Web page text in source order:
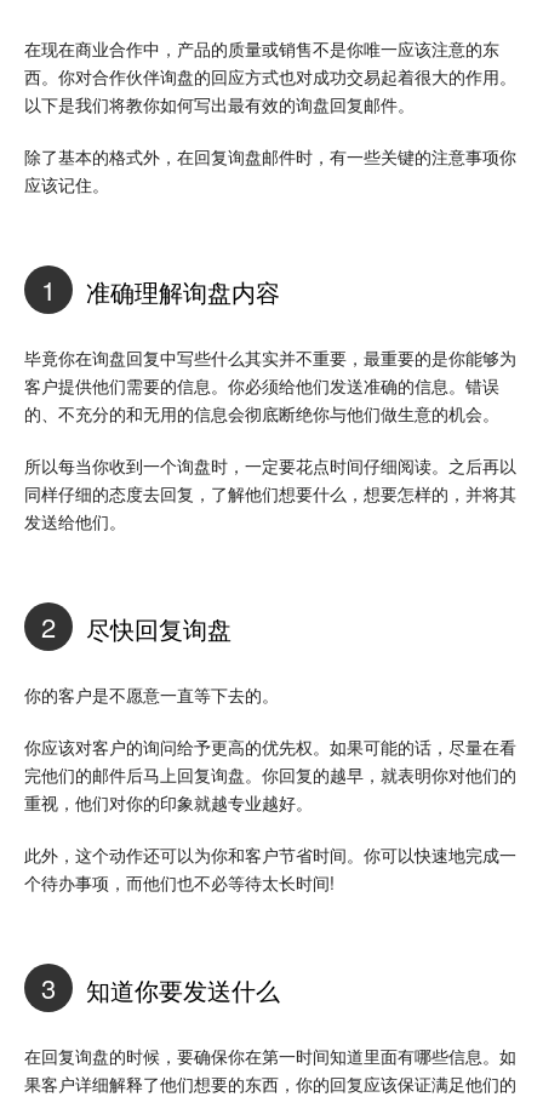
在现在商业合作中，产品的质量或销售不是你唯一应该注意的东
西。你对合作伙伴询盘的回应方式也对成功交易起着很大的作用。
以下是我们将教你如何写出最有效的询盘回复邮件。
除了基本的格式外，在回复询盘邮件时，有一些关键的注意事项你
应该记住。
1 准确理解询盘内容
毕竟你在询盘回复中写些什么其实并不重要，最重要的是你能够为
客户提供他们需要的信息。你必须给他们发送准确的信息。错误
的、不充分的和无用的信息会彻底断绝你与他们做生意的机会。
所以每当你收到一个询盘时，一定要花点时间仔细阅读。之后再以
同样仔细的态度去回复，了解他们想要什么，想要怎样的，并将其
发送给他们。
2 尽快回复询盘
你的客户是不愿意一直等下去的。
你应该对客户的询问给予更高的优先权。如果可能的话，尽量在看
完他们的邮件后马上回复询盘。你回复的越早，就表明你对他们的
重视，他们对你的印象就越专业越好。
此外，这个动作还可以为你和客户节省时间。你可以快速地完成一
个待办事项，而他们也不必等待太长时间!
3 知道你要发送什么
在回复询盘的时候，要确保你在第一时间知道里面有哪些信息。如
果客户详细解释了他们想要的东西，你的回复应该保证满足他们的